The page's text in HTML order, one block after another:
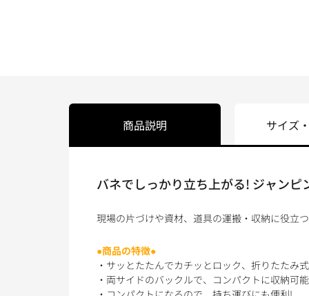
商品説明
バネでしっかり立ち上がる! ジャンピ
現場の片づけや資材、道具の運搬・収納に役立
●商品の特徴●
・サッとたたんでカチッとロック、折りたたみ
・両サイドのバックルで、コンパクトに収納可能
サイズ